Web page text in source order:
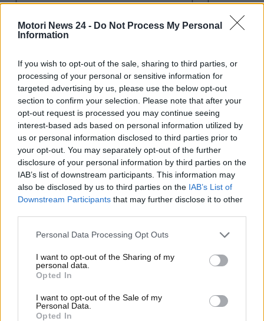
Motori News 24 - Do Not Process My Personal
Information
If you wish to opt-out of the sale, sharing to third parties, or
processing of your personal or sensitive information for
targeted advertising by us, please use the below opt-out
section to confirm your selection. Please note that after your
opt-out request is processed you may continue seeing
interest-based ads based on personal information utilized by
us or personal information disclosed to third parties prior to
your opt-out. You may separately opt-out of the further
disclosure of your personal information by third parties on the
IAB’s list of downstream participants. This information may
also be disclosed by us to third parties on the IAB’s List of
Downstream Participants that may further disclose it to other
Personal Data Processing Opt Outs
I want to opt-out of the Sharing of my
personal data.
Opted In
I want to opt-out of the Sale of my
Personal Data.
Opted In
Un’offerta allettante che
sembra fatta su misura
EV Marketplace, piattaforma globale dell’agenzia
ChinaCrunch, è accessibile attraverso Anex Trade
Limited (Hong Kong). Secondo quanto riportato da
Quattroruote, il portale consente ai clienti europei di
acquistare online auto elettriche o ibride plug-in
cinesi già omologate per l’Europa. Le vetture sono
disponibili con targa della Repubblica Ceca e
possono essere ritirate a Praga o consegnate
direttamente a casa. Il sito parla diprezzi stracciati,
assistenza doganale, e nessuna cauzione
richiesta
. Ma dietro questo sistema ben
confezionato si celano numerosi elementi da
valutare con attenzione.